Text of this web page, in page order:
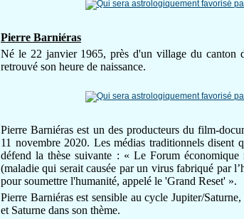
Pierre Barniéras
Né le 22 janvier 1965, près d'un village du canton
retrouvé son heure de naissance.
Pierre Barniéras est un des producteurs du film-
11 novembre 2020. Les médias traditionnels disent
défend la thèse suivante : « Le Forum
(maladie qui serait causée par un virus fabriqué par
pour soumettre l'humanité, appelé le 'Grand Reset' ».
Pierre Barniéras est sensible au cycle Jupiter/
et Saturne dans son thème.